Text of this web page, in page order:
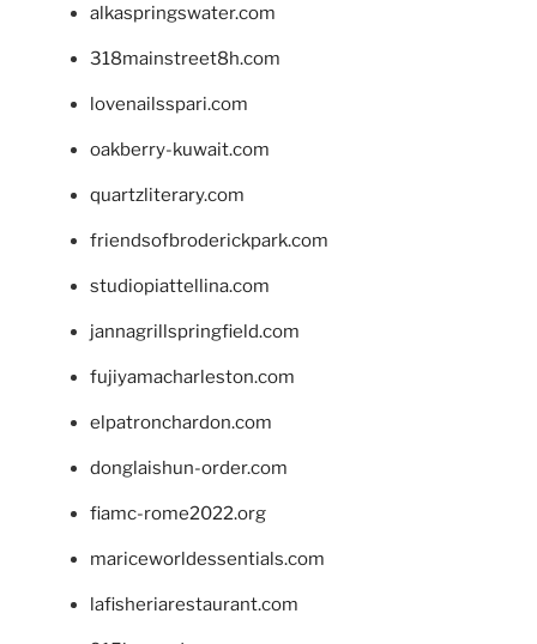
alkaspringswater.com
318mainstreet8h.com
lovenailsspari.com
oakberry-kuwait.com
quartzliterary.com
friendsofbroderickpark.com
studiopiattellina.com
jannagrillspringfield.com
fujiyamacharleston.com
elpatronchardon.com
donglaishun-order.com
fiamc-rome2022.org
mariceworldessentials.com
lafisheriarestaurant.com